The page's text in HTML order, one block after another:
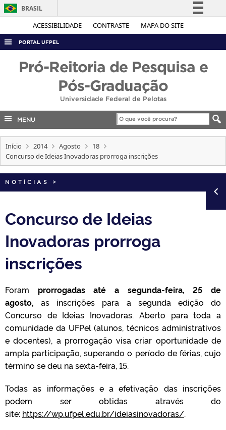
ACESSIBILIDADE CONTRASTE MAPA DO SITE
BRASIL
Simplifique!
Acesso à informação
Legislação
Canais
PORTAL UFPEL
CONCURSOS
EDITAIS
INTERNACIONAL
PORTARIAS
Pró-Reitoria de Pesquisa e
Pós-Graduação
Universidade Federal de Pelotas
MENU
Início 2014 Agosto
18
Concurso de Ideias Inovadoras prorroga inscrições
NOTÍCIAS >
Concurso de Ideias
Inovadoras prorroga
inscrições
Foram
prorrogadas até a segunda-feira, 25 de
agosto,
as inscrições para a segunda edição do
Concurso de Ideias Inovadoras. Aberto para toda a
comunidade da UFPel (alunos, técnicos administrativos
e docentes), a prorrogação visa criar oportunidade de
ampla participação, superando o período de férias, cujo
término se deu na sexta-feira, 15.
Todas as informações e a efetivação das inscrições
podem ser obtidas através do
site: https://wp.ufpel.edu.br/ideiasinovadoras/.